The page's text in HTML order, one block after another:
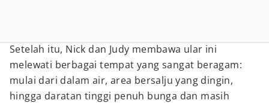
Setelah itu, Nick dan Judy membawa ular ini
melewati berbagai tempat yang sangat beragam:
mulai dari dalam air, area bersalju yang dingin,
hingga daratan tinggi penuh bunga dan masih